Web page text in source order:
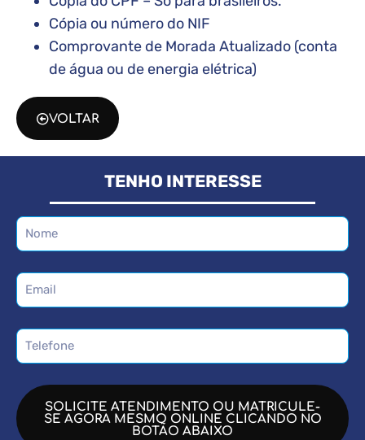
Cópia ou número do NIF
Comprovante de Morada Atualizado (conta
de água ou de energia elétrica)
VOLTAR
TENHO INTERESSE
SOLICITE ATENDIMENTO OU MATRICULE-
SE AGORA MESMO ONLINE CLICANDO NO
BOTÃO ABAIXO